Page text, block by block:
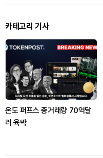
카테고리 기사
온도 퍼프스 총거래량 70억달
러 육박